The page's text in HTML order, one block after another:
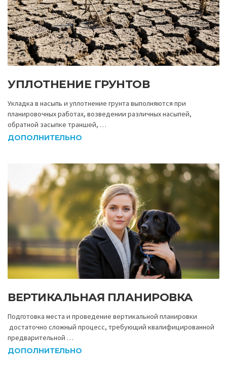
УПЛОТНЕНИЕ ГРУНТОВ
Укладка в насыпь и уплотнение грунта выполняются при
планировочных работах, возведении различных насыпей,
обратной засыпке траншей, …
ДОПОЛНИТЕЛЬНО
ВЕРТИКАЛЬНАЯ ПЛАНИРОВКА
Подготовка места и проведение вертикальной планировки
достаточно сложный процесс, требующий квалифицированной
предварительной …
ДОПОЛНИТЕЛЬНО